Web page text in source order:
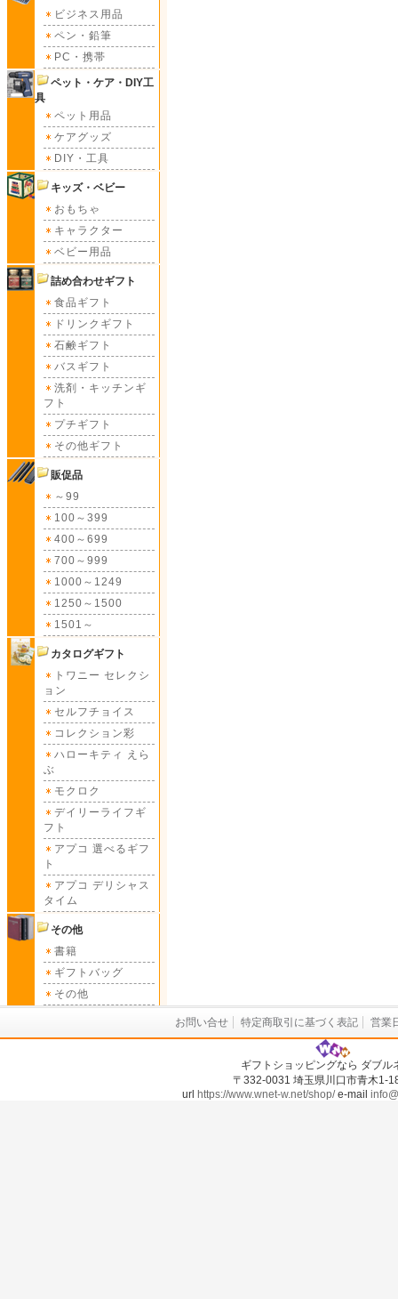
ビジネス用品
ペン・鉛筆
PC・携帯
ペット・ケア・DIY工
具
ペット用品
ケアグッズ
DIY・工具
キッズ・ベビー
おもちゃ
キャラクター
ベビー用品
詰め合わせギフト
食品ギフト
ドリンクギフト
石鹸ギフト
バスギフト
洗剤・キッチンギ
フト
プチギフト
その他ギフト
販促品
～99
100～399
400～699
700～999
1000～1249
1250～1500
1501～
カタログギフト
トワニー セレクシ
ョン
セルフチョイス
コレクション彩
ハローキティ えら
ぶ
モクロク
デイリーライフギ
フト
アプコ 選べるギフ
ト
アプコ デリシャス
タイム
その他
書籍
ギフトバッグ
その他
お問い合せ 特定商取引に基づく表記 営業
ギフトショッピングなら ダブル
〒332-0031 埼玉県川口市青木1-
url https://www.wnet-w.net/shop/e-mail